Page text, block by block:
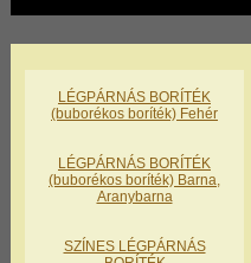
LÉGPÁRNÁS BORÍTÉK
(buborékos boríték) Fehér
LÉGPÁRNÁS BORÍTÉK
(buborékos boríték) Barna,
Aranybarna
SZÍNES LÉGPÁRNÁS